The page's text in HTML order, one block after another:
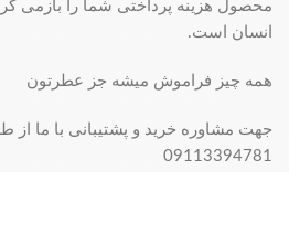
محصول هزینه پرداختی شما را بازمی
انسان است.
همه چیز فراموش میشه جز عطرتون
جهت مشاوره خرید و پشتیبانی با ما
09113394781